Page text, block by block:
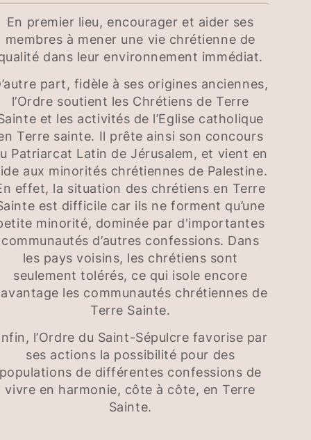
En premier lieu, encourager et aider ses
membres à mener une vie chrétienne de
dans leur environnement immédiat.
part, fidèle à ses origines anciennes,
l’Ordre soutient les Chrétiens de Terre
et les activités de l’Eglise catholique
Terre sainte. Il prête ainsi son concours
Patriarcat Latin de Jérusalem, et vient en
aux minorités chrétiennes de Palestine.
effet, la situation des chrétiens en Terre
est difficile car ils ne forment qu’une
minorité, dominée par d'importantes
communautés d’autres confessions. Dans
les pays voisins, les chrétiens sont
seulement tolérés, ce qui isole encore
les communautés chrétiennes de
Terre Sainte.
l’Ordre du Saint-Sépulcre favorise par
ses actions la possibilité pour des
de différentes confessions de
vivre en harmonie, côte à côte, en Terre
Sainte.